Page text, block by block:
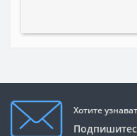
Хотите